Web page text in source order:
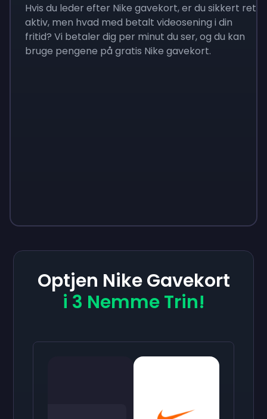
Hvis du leder efter Nike gavekort, er du sikkert ret
aktiv, men hvad med betalt videosening i din
fritid? Vi betaler dig per minut du ser, og du kan
bruge pengene på gratis Nike gavekort.
Optjen Nike Gavekort
i 3 Nemme Trin!